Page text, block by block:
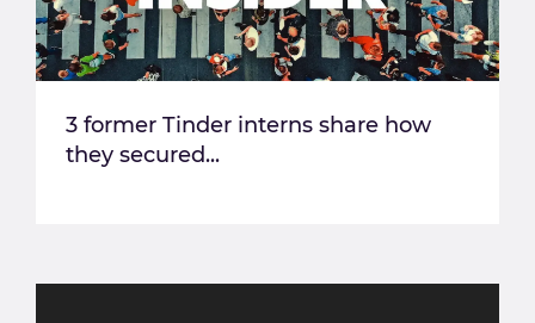
3 former Tinder interns share how
they secured...